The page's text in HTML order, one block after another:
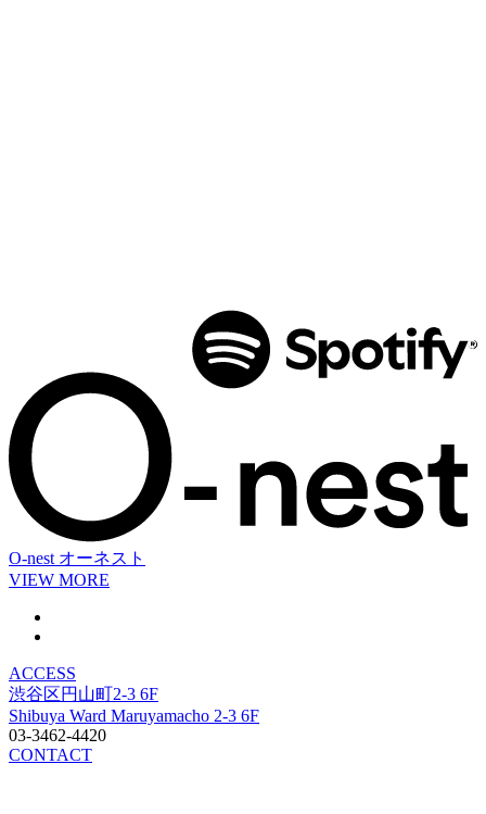
O-nest オーネスト
VIEW MORE
ACCESS
渋谷区円山町2-3 6F
Shibuya Ward Maruyamacho 2-3 6F
03-3462-4420
CONTACT